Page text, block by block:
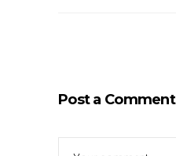
Post a Comment